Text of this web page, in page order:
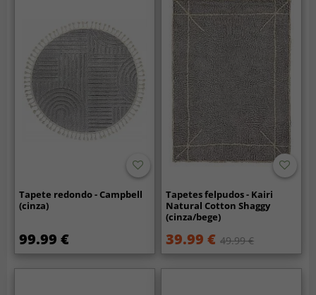
Tapete redondo - Campbell
(cinza)
99.99 €
Tapetes felpudos - Kairi
Natural Cotton Shaggy
(cinza/bege)
39.99 € 49.99 €